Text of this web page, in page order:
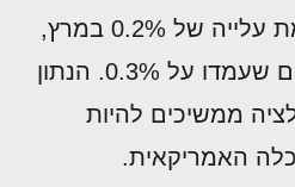
הקודם — האצה לעומת עלייה של 0.2% במרץ,
ומעל תחזיות הכלכלנים שעמדו על 0.3%. הנתון
ממשיכים להיות
האמריקאית.